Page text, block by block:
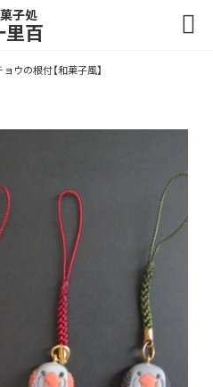
子処
里百 
ウの根付【和菓子風】